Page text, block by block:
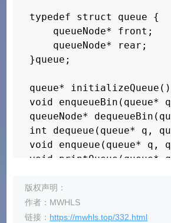
    s->rightTop -= 1;
int
return s->data[s-
}
int
return s->rightTop
}
pass =
if (pass)
    }
for (pos = 0; pos <
if
    }
for (pos = 10; pos
pass =
if (pass)
printf(%d , q-
    }
typedef struct queue {
    queueNode* front;
    queueNode* rear;
}queue;
queue*
void enqueueBin(queue*
queueNode*
int dequeue(queue* q,
void enqueue(queue*
void printQueue(queue*
int main(){
queue* q =
queue* qBin =
版权声明：
作者：MWHLS
链接： https://mwhls.top/332.html